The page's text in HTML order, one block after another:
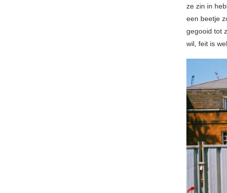
ze zin in
een beetje
gegooid tot
wil, feit is